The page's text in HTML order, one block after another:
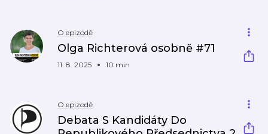
O epizodě
Olga Richterová osobně #71
11. 8. 2025 10 min
O epizodě
Debata S Kandidáty Do